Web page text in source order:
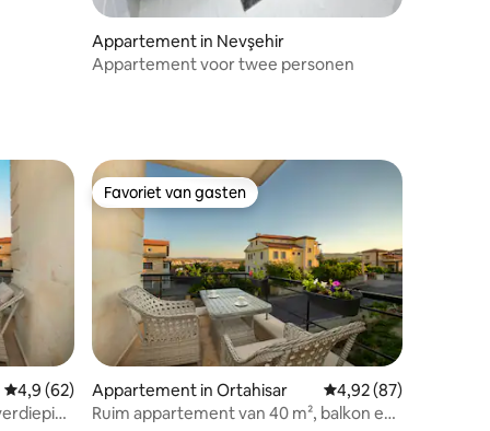
Appartement in Nevşehir
Appartement voor twee personen
Gemiddelde beoordeling van 4,9 uit 5, 62 recensies
4,9 (62)
Favoriet van gasten
Favoriet van gasten
Appartement in Ortahisar Gemiddelde
4,92 (87)
Ruim appartement van 40 m², balkon en